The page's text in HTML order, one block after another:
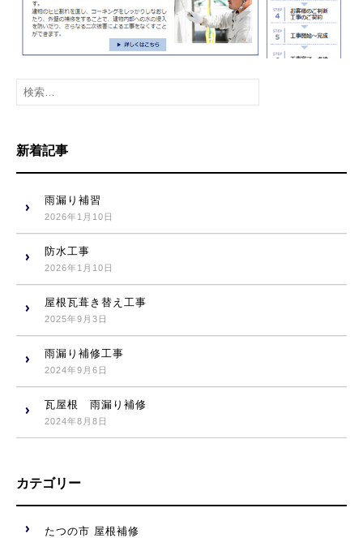
検
索
新着記事
雨漏り補習
2026年1月10日
防水工事
2026年1月10日
屋根瓦葺き替え工事
2025年9月3日
雨漏り補修工事
2024年9月6日
瓦屋根 雨漏り補修
2024年8月8日
カテゴリー
たつの市 屋根補修